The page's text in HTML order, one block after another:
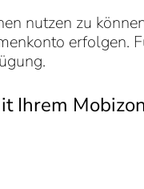
nutzen zu
erfolgen.
Ihrem